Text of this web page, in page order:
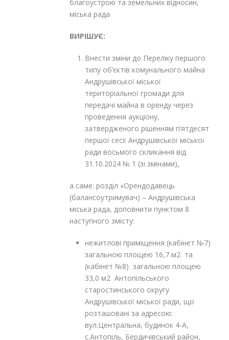
благоустрою та земельних відносин,
міська рада
ВИРІШУЄ:
Внести зміни до Переліку першого
типу об’єктів комунального майна
Андрушівської міської
територіальної громади для
передачі майна в оренду через
проведення аукціону,
затвердженого рішенням п’ятдесят
першої сесії Андрушівської міської
ради восьмого скликання від
31.10.2024 № 1 (зі змінами),
а саме: розділ «Орендодавець
(балансоутримувач) – Андрушівська
міська рада, доповнити пунктом 8
наступного змісту:
нежитлові приміщення (кабінет №7)
загальною площею 16,7 м2 та
(кабінет №8) загальною площею
33,0 м2 Антопільського
старостинського округу
Андрушівської міської ради, що
розташовані за адресою:
вул.Центральна, будинок 4-А,
с.Антопіль, Бердичівський район,